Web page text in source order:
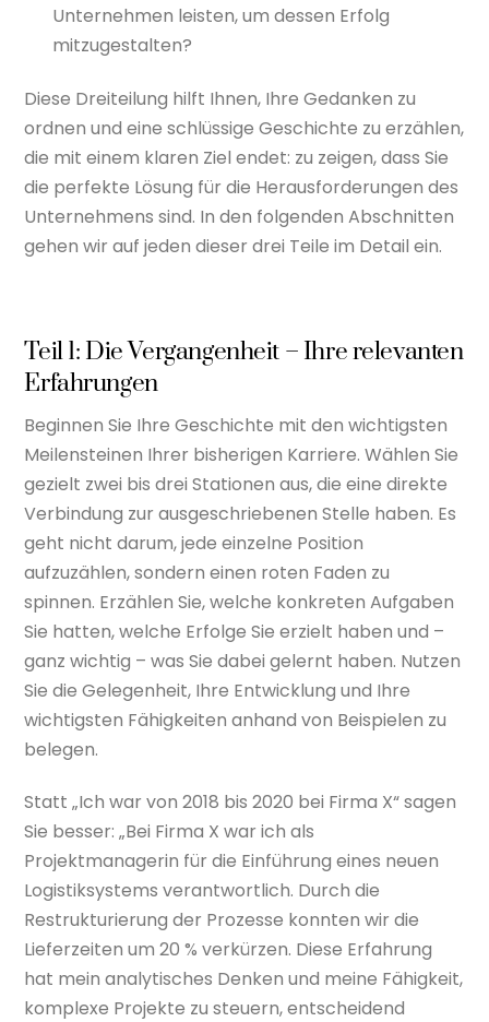
Unternehmen leisten, um dessen Erfolg
mitzugestalten?
Diese Dreiteilung hilft Ihnen, Ihre Gedanken zu
ordnen und eine schlüssige Geschichte zu erzählen,
die mit einem klaren Ziel endet: zu zeigen, dass Sie
die perfekte Lösung für die Herausforderungen des
Unternehmens sind. In den folgenden Abschnitten
gehen wir auf jeden dieser drei Teile im Detail ein.
Teil 1: Die Vergangenheit – Ihre relevanten
Erfahrungen
Beginnen Sie Ihre Geschichte mit den wichtigsten
Meilensteinen Ihrer bisherigen Karriere. Wählen Sie
gezielt zwei bis drei Stationen aus, die eine direkte
Verbindung zur ausgeschriebenen Stelle haben. Es
geht nicht darum, jede einzelne Position
aufzuzählen, sondern einen roten Faden zu
spinnen. Erzählen Sie, welche konkreten Aufgaben
Sie hatten, welche Erfolge Sie erzielt haben und –
ganz wichtig – was Sie dabei gelernt haben. Nutzen
Sie die Gelegenheit, Ihre Entwicklung und Ihre
wichtigsten Fähigkeiten anhand von Beispielen zu
belegen.
Statt „Ich war von 2018 bis 2020 bei Firma X“ sagen
Sie besser: „Bei Firma X war ich als
Projektmanagerin für die Einführung eines neuen
Logistiksystems verantwortlich. Durch die
Restrukturierung der Prozesse konnten wir die
Lieferzeiten um 20 % verkürzen. Diese Erfahrung
hat mein analytisches Denken und meine Fähigkeit,
komplexe Projekte zu steuern, entscheidend